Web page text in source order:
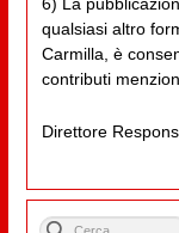
6) La
qualsiasi altro
Carmilla, è
contributi
Direttore